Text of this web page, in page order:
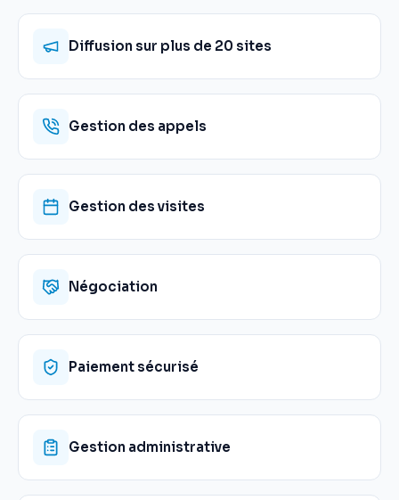
Diffusion sur plus de 20 sites
Gestion des appels
Gestion des visites
Négociation
Paiement sécurisé
Gestion administrative